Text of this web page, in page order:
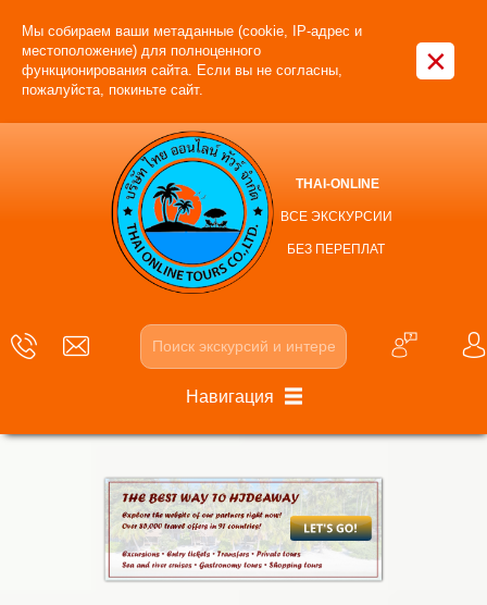
Мы собираем ваши метаданные (cookie, IP-адрес и
местоположение) для полноценного
функционирования сайта. Если вы не согласны,
пожалуйста, покиньте сайт.
×
THAI-ONLINE
ВСЕ ЭКСКУРСИИ
БЕЗ ПЕРЕПЛАТ
Навигация